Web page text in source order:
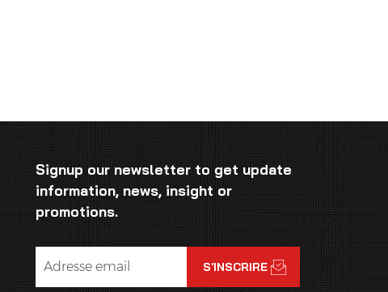
Signup our newsletter to get update
information, news, insight or
promotions.